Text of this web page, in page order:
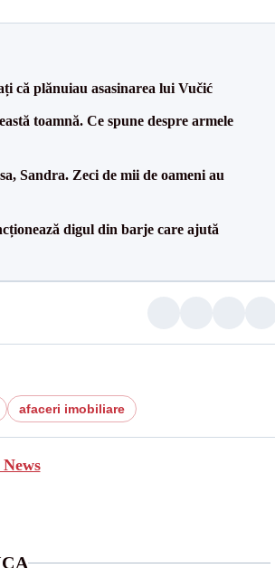
că plănuiau asasinarea lui Vučić
toamnă. Ce spune despre armele
Sandra. Zeci de mii de oameni au
digul din barje care ajută
afaceri imobiliare